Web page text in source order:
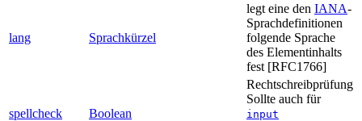
lang Sprachkürzel
legt eine den IANA-
Sprachdefinitionen
folgende Sprache
des Elementinhalts
fest [RFC1766]
spellcheck Boolean
Rechtschreibprüfung
Sollte auch für
input